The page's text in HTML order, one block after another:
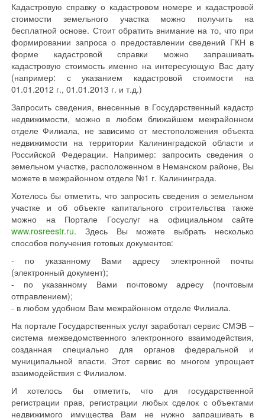
Кадастровую справку о кадастровом номере и кадастровой
стоимости земельного участка можно получить на
бесплатной основе. Стоит обратить внимание на то, что при
формировании запроса о предоставлении сведений ГКН в
форме кадастровой справки можно запрашивать
кадастровую стоимость именно на интересующую Вас дату
(например: с указанием кадастровой стоимости на
01.01.2012 г., 01.01.2013 г. и т.д.)
Запросить сведения, внесенные в Государственный кадастр
недвижимости, можно в любом ближайшем межрайонном
отделе Филиала, не зависимо от местоположения объекта
недвижимости на территории Калининградской области и
Российской Федерации. Например: запросить сведения о
земельном участке, расположенном в Неманском районе, Вы
можете в межрайонном отделе №1 г. Калининграда.
Хотелось бы отметить, что запросить сведения о земельном
участке и об объекте капитального строительства также
можно на Портале Госуслуг на официальном сайте
www.rosreestr.ru. Здесь Вы можете выбрать несколько
способов получения готовых документов:
- по указанному Вами адресу электронной почты
(электронный документ);
- по указанному Вами почтовому адресу (почтовым
отправлением);
- в любом удобном Вам межрайонном отделе Филиала.
На портале Государственных услуг заработал сервис СМЭВ –
система межведомственного электронного взаимодействия,
созданная специально для органов федеральной и
муниципальной власти. Этот сервис во многом упрощает
взаимодействия с Филиалом.
И хотелось бы отметить, что для государственной
регистрации прав, регистрации любых сделок с объектами
недвижимого имущества Вам не нужно запрашивать в